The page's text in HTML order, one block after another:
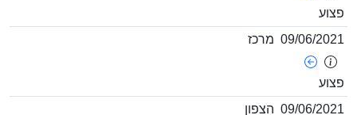
09/06/ מרכז
09/06/ הצפון